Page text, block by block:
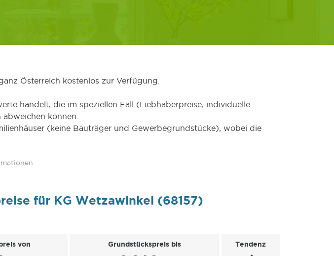
Österreich kostenlos zur Verfügung.
handelt, die im speziellen Fall (Liebhaberpreise, individuelle
können.
(keine Bauträger und Gewerbegrundstücke), wobei die
für KG Wetzawinkel (68157)
von Grundstückspreis bis Tendenz